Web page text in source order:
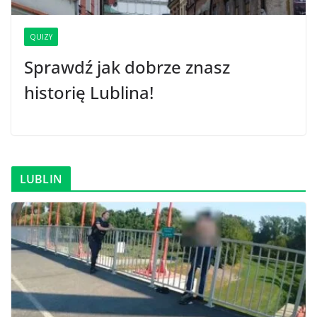
QUIZY
Sprawdź jak dobrze znasz
historię Lublina!
LUBLIN